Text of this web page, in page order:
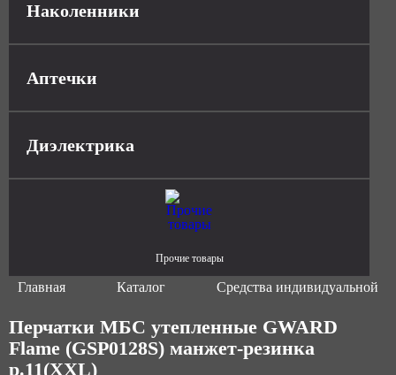
Наколенники
Аптечки
Диэлектрика
Прочие товары
Главная Каталог Средства индивидуальной
Перчатки МБС утепленные GWARD
Flame (GSP0128S) манжет-резинка
р.11(XXL)